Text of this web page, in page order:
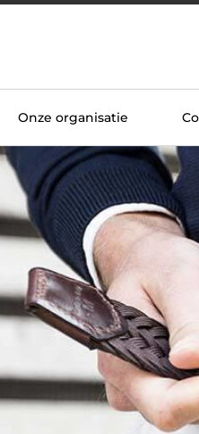
Onze organisatie